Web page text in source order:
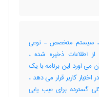
، سیستم متخصص - نوعی
از اطلاعات ذخیره شده ،
می اورد این برنامه با یک
اختیار کاربر قرار می دهد ،
گسترده برای عیب یابی